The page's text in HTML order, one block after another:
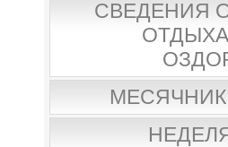
СВЕДЕНИЯ
МЕСЯЧНИК